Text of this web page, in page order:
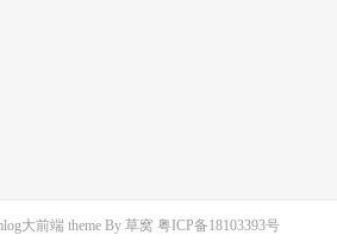
大前端 theme By 草窝 粤ICP备18103393号